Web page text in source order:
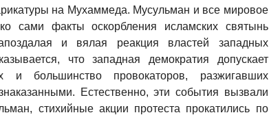
на Мухаммеда. Мусульман и все мировое
сами факты оскорбления исламских святынь
и вялая реакция властей западных
что западная демократия допускает
и большинство провокаторов, разжигавших
Естественно, эти события вызвали
стихийные акции протеста прокатились по